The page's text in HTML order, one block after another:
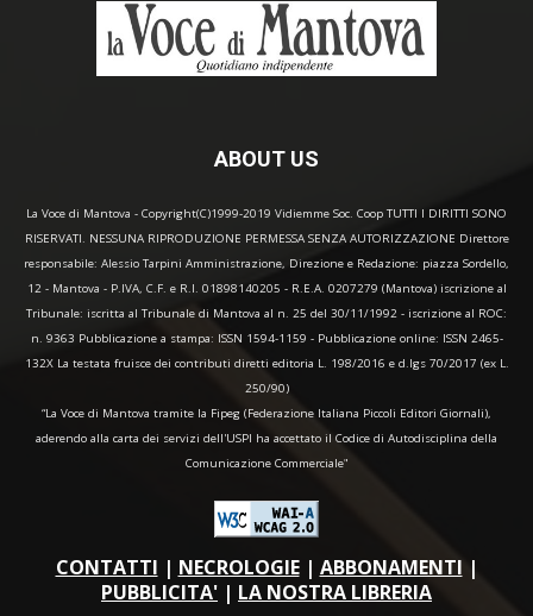
ABOUT US
La Voce di Mantova - Copyright(C)1999-2019 Vidiemme Soc. Coop TUTTI I DIRITTI SONO
RISERVATI. NESSUNA RIPRODUZIONE PERMESSA SENZA AUTORIZZAZIONE Direttore
responsabile: Alessio Tarpini Amministrazione, Direzione e Redazione: piazza Sordello,
12 - Mantova - P.IVA, C.F. e R.I. 01898140205 - R.E.A. 0207279 (Mantova) iscrizione al
Tribunale: iscritta al Tribunale di Mantova al n. 25 del 30/11/1992 - iscrizione al ROC:
n. 9363 Pubblicazione a stampa: ISSN 1594-1159 - Pubblicazione online: ISSN 2465-
132X La testata fruisce dei contributi diretti editoria L. 198/2016 e d.lgs 70/2017 (ex L.
250/90)
“La Voce di Mantova tramite la Fipeg (Federazione Italiana Piccoli Editori Giornali),
aderendo alla carta dei servizi dell'USPI ha accettato il Codice di Autodisciplina della
Comunicazione Commerciale"
CONTATTI | NECROLOGIE| ABBONAMENTI |
PUBBLICITA' | LA NOSTRA LIBRERIA